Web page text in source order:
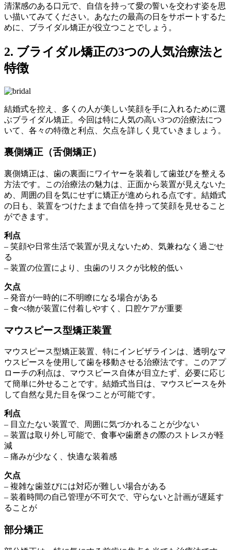
清潔感のある口元で、自信を持って愛の誓いを交わす姿を思
い描いてみてください。あなたの最高の日をサポートするた
めに、ブライダル矯正が役立つことでしょう。
2. ブライダル矯正の3つの人気治療法と
特徴
結婚式を控え、多くの人が美しい笑顔を手に入れるために選
ぶブライダル矯正。今回は特に人気の高い3つの治療法につ
いて、各々の特徴と利点、欠点を詳しく見ていきましょう。
裏側矯正（舌側矯正）
裏側矯正は、歯の裏面にワイヤーを装着して歯並びを整える
方法です。この治療法の魅力は、正面から装置が見えないた
め、周囲の目を気にせずに矯正が進められる点です。結婚式
の日も、装置をつけたままで自信を持って笑顔を見せること
ができます。
利点
– 笑顔や日常生活で装置が見えないため、気兼ねなく過ごせ
る
– 装置の位置により、虫歯のリスクが比較的低い
欠点
– 発音が一時的に不明瞭になる場合がある
– 食べ物が装置に付着しやすく、口腔ケアが重要
マウスピース型矯正装置
マウスピース型矯正装置、特にインビザラインは、透明なマ
ウスピースを使用して歯を移動させる治療法です。このアプ
ローチの利点は、マウスピース自体が目立たず、必要に応じ
て簡単に外せることです。結婚式当日は、マウスピースを外
して自然な見た目を保つことが可能です。
利点
– 目立たない装置で、周囲に気づかれることが少ない
– 装置は取り外し可能で、食事や歯磨きの際のストレスが軽
減
– 痛みが少なく、快適な装着感
欠点
– 複雑な歯並びには対応が難しい場合がある
– 装着時間の自己管理が不可欠で、守らないと計画が遅延す
ることが
部分矯正